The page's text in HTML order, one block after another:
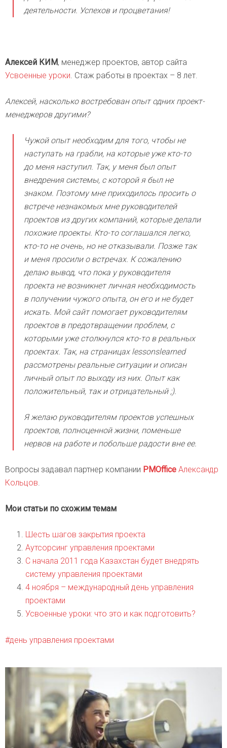
деятельности. Успехов и процветания!
Алексей КИМ, менеджер проектов, автор сайта
Усвоенные уроки. Стаж работы в проектах – 8 лет.
Алексей, насколько востребован опыт одних проект-
менеджеров другими?
Чужой опыт необходим для того, чтобы не
наступать на грабли, на которые уже кто-то
до меня наступил. Так, у меня был опыт
внедрения системы, с которой я был не
знаком. Поэтому мне приходилось просить о
встрече незнакомых мне руководителей
проектов из других компаний, которые делали
похожие проекты. Кто-то соглашался легко,
кто-то не очень, но не отказывали. Позже так
и меня просили о встречах. К сожалению
делаю вывод, что пока у руководителя
проекта не возникнет личная необходимость
в получении чужого опыта, он его и не будет
искать. Мой сайт помогает руководителям
проектов в предотвращении проблем, с
которыми уже столкнулся кто-то в реальных
проектах. Так, на страницах lessonslearned
рассмотрены реальные ситуации и описан
личный опыт по выходу из них. Опыт как
положительный, так и отрицательный ;).
Я желаю руководителям проектов успешных
проектов, полноценной жизни, поменьше
нервов на работе и побольше радости вне ее.
Вопросы задавал партнер компании PMOffice Александр
Кольцов.
Мои статьи по схожим темам
Шесть шагов закрытия проекта
Аутсорсинг управления проектами
С начала 2011 года Казахстан будет внедрять
систему управления проектами
4 ноября – международный день управления
проектами
Усвоенные уроки: что это и как подготовить?
день управления проектами